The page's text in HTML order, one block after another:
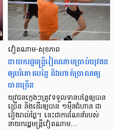
វៀតណាម-សុខភាព
នាយករដ្ឋមន្ត្រីវៀតណាម​ប្រាប់​យុវជន​
ឲ្យ​បរិភោគ​បន្លែ និង​ហាត់​ប្រាណ​ឲ្យ
បាន​ច្រើន
យុវជន​ក្មេងៗ​ត្រូវ​ទទួល​ទាន​បន្លែ​ឲ្យ​បាន​
ច្រើន និង​ដើរ​ឲ្យ​បាន​ ១ម៉ឺន​ជំហាន​ ជា
រៀងរាល់ថ្ងៃ។ នេះ​ជាការណែនាំរបស់​
នាយករដ្ឋមន្ត្រី​វៀតណាម…